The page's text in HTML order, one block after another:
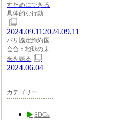
すためにできる
具体的な行動
2024.09.11 2024.09.11
パリ協定締約国
会合：地球の未
来を語る
2024.06.04
カテゴリー
SDGs